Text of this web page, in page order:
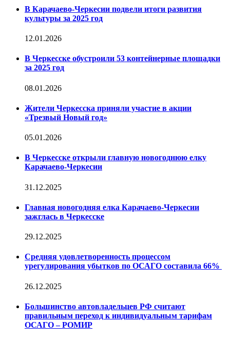
В Карачаево-Черкесии подвели итоги развития
культуры за 2025 год
12.01.2026
В Черкесске обустроили 53 контейнерные площадки
за 2025 год
08.01.2026
Жители Черкесска приняли участие в акции
«Трезвый Новый год»
05.01.2026
В Черкесске открыли главную новогоднюю елку
Карачаево-Черкесии
31.12.2025
Главная новогодняя елка Карачаево-Черкесии
зажглась в Черкесске
29.12.2025
Средняя удовлетворенность процессом
урегулирования убытков по ОСАГО составила 66%
26.12.2025
Большинство автовладельцев РФ считают
правильным переход к индивидуальным тарифам
ОСАГО – РОМИР